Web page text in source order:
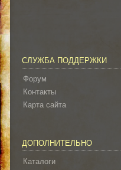
СЛУЖБА ПОДДЕРЖКИ
Форум
Контакты
Карта сайта
ДОПОЛНИТЕЛЬНО
Каталоги